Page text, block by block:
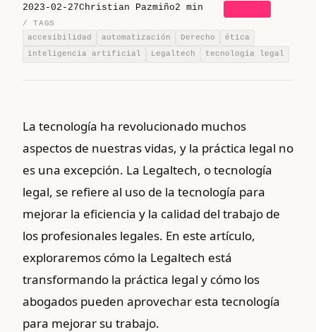
2023-02-27Christian Pazmiño2 min
/ TAGS
accesibilidad
automatización Derecho
ética
inteligencia artificial
Legaltech tecnología legal
La tecnología ha revolucionado muchos
aspectos de nuestras vidas, y la práctica legal no
es una excepción. La Legaltech, o tecnología
legal, se refiere al uso de la tecnología para
mejorar la eficiencia y la calidad del trabajo de
los profesionales legales. En este artículo,
exploraremos cómo la Legaltech está
transformando la práctica legal y cómo los
abogados pueden aprovechar esta tecnología
para mejorar su trabajo.